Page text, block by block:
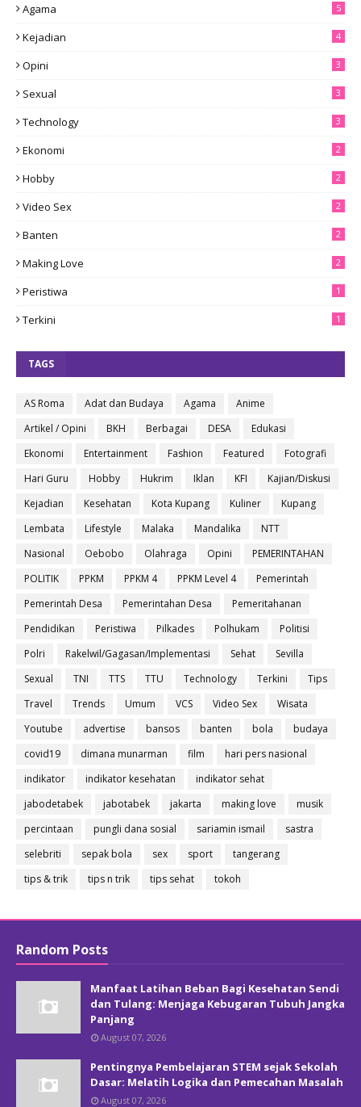
Agama 5
Kejadian 4
Opini 3
Sexual 3
Technology 3
Ekonomi 2
Hobby 2
Video Sex 2
Banten 2
Making Love 2
Peristiwa 1
Terkini 1
TAGS
AS Roma Adat dan Budaya Agama
Anime
Artikel / Opini
BKH Berbagai DESA
Edukasi
Ekonomi
Entertainment Fashion Featured
Fotografi
Hari Guru
Hobby Hukrim Iklan KFI
Kajian/Diskusi
Kejadian
Kesehatan Kota Kupang Kuliner
Kupang
Lembata
Lifestyle Malaka Mandalika
NTT
Nasional
Oebobo Olahraga Opini
PEMERINTAHAN
POLITIK
PPKM PPKM 4 PPKM Level 4
Pemerintah
Pemerintah Desa
Pemerintahan Desa
Pemeritahanan
Pendidikan
Peristiwa Pilkades Polhukam
Politisi
Polri
Rakelwil/Gagasan/Implementasi Sehat
Sevilla
Sexual
TNI TTS TTU Technology Terkini
Tips
Travel
Trends Umum VCS Video Sex
Wisata
Youtube
advertise bansos banten bola
budaya
covid19
dimana munarman film
hari pers nasional
indikator
indikator kesehatan
indikator sehat
jabodetabek
jabotabek jakarta making love
musik
percintaan
pungli dana sosial sariamin ismail
sastra
selebriti
sepak bola sex sport
tangerang
tips & trik
tips n trik tips sehat tokoh
Random Posts
Manfaat Latihan Beban Bagi Kesehatan Sendi
dan Tulang: Menjaga Kebugaran Tubuh Jangka
Panjang
August 07, 2026
Pentingnya Pembelajaran STEM sejak Sekolah
Dasar: Melatih Logika dan Pemecahan Masalah
August 07, 2026